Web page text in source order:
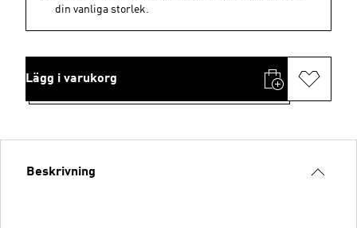
din vanliga storlek.
Lägg i varukorg
Beskrivning